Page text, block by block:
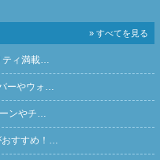
» すべてを見る
ティ満載…
ーやウォ…
ンやチ…
おすすめ！…